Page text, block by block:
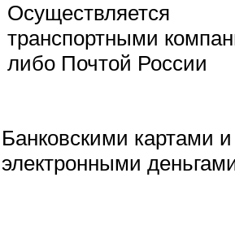
Осуществляется
транспортными
либо Почтой России
Банковскими картами и
электронными